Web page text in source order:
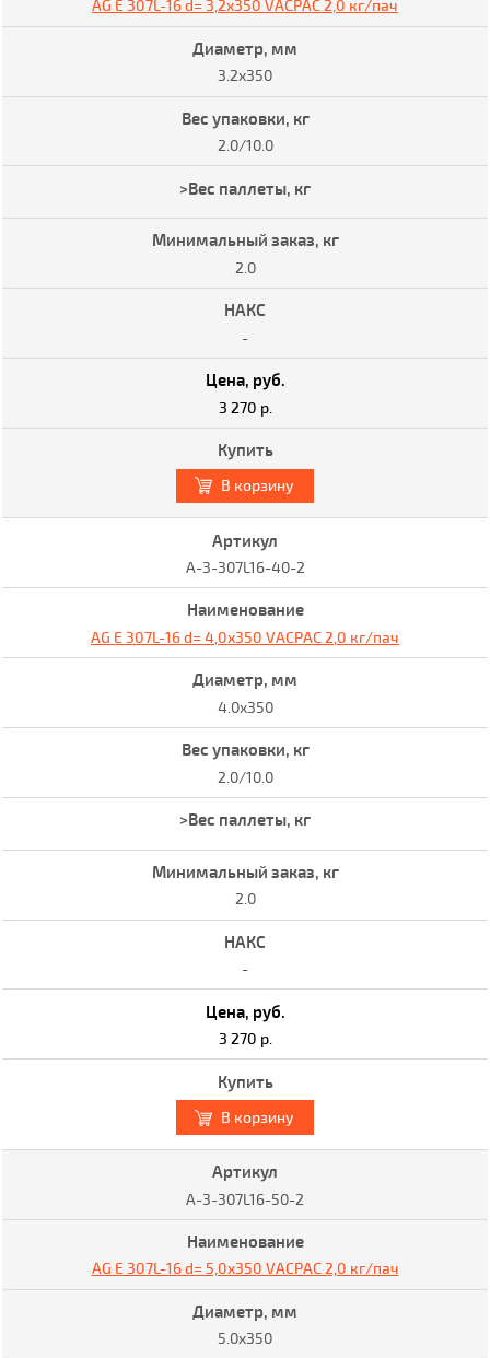
AG E 307L-16 d= 3,2x350 VACPAC 2,0 кг/пач
3.2x350
2.0/10.0
2.0
-
3 270 р.
В корзину
A-3-307L16-40-2
AG E 307L-16 d= 4,0x350 VACPAC 2,0 кг/пач
4.0x350
2.0/10.0
2.0
-
3 270 р.
В корзину
A-3-307L16-50-2
AG E 307L-16 d= 5,0x350 VACPAC 2,0 кг/пач
5.0x350